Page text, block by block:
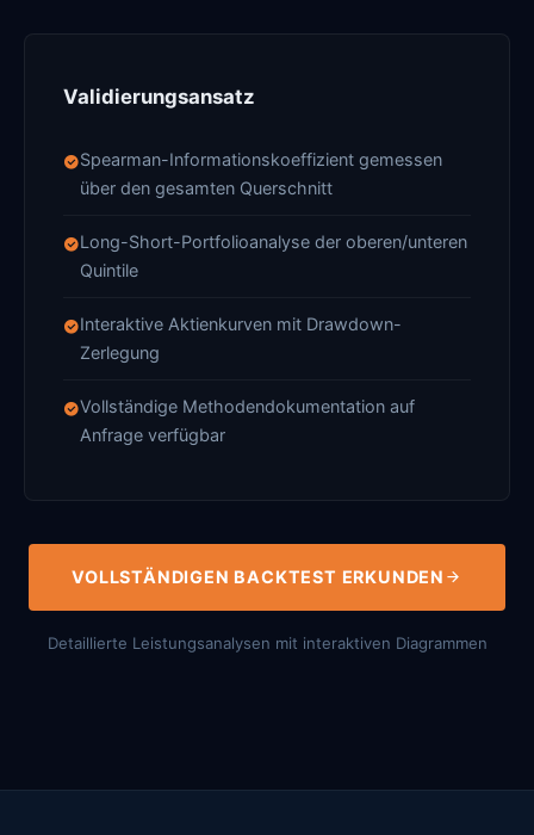
Validierungsansatz
Spearman-Informationskoeffizient gemessen
über den gesamten Querschnitt
Long-Short-Portfolioanalyse der oberen/unteren
Quintile
Interaktive Aktienkurven mit Drawdown-
Zerlegung
Vollständige Methodendokumentation auf
Anfrage verfügbar
VOLLSTÄNDIGEN BACKTEST ERKUNDEN
Detaillierte Leistungsanalysen mit interaktiven Diagrammen